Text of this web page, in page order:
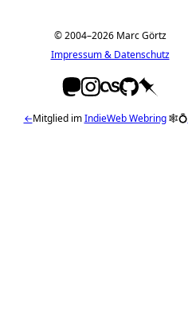
© 2004–2026 Marc Görtz
Impressum & Datenschutz
←Mitglied imIndieWeb Webring🕸💍